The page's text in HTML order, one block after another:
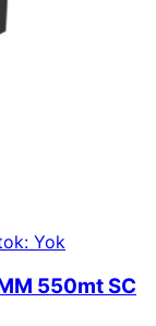
Yok
550mt SC